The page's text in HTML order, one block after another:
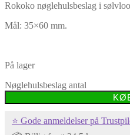
Rokoko nøglehulsbeslag i
Mål: 35×60 mm.
På lager
Nøglehulsbeslag antal
⭐ Gode anmeldelser på